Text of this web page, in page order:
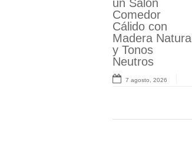
un Salón
Comedor
Cálido con
Madera Natural
y Tonos
Neutros
7 agosto, 2026
Aparador
Moderno
Aksaray |
Esculturas
Funcionales en
Roble
3 agosto, 2026